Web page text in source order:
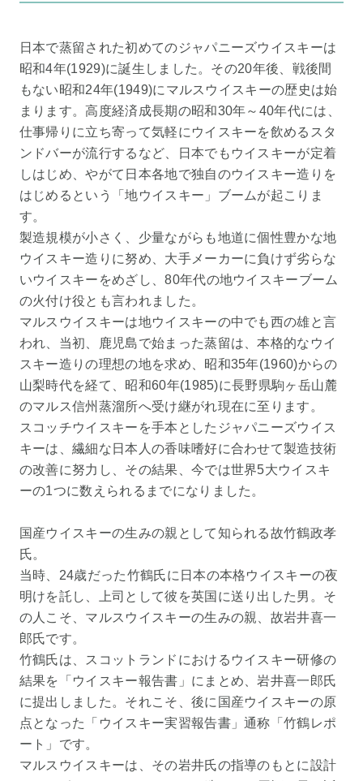
日本で蒸留された初めてのジャパニーズウイスキーは
昭和4年(1929)に誕生しました。その20年後、戦後間
もない昭和24年(1949)にマルスウイスキーの歴史は始
まります。高度経済成長期の昭和30年～40年代には、
仕事帰りに立ち寄って気軽にウイスキーを飲めるスタ
ンドバーが流行するなど、日本でもウイスキーが定着
しはじめ、やがて日本各地で独自のウイスキー造りを
はじめるという「地ウイスキー」ブームが起こりま
す。
製造規模が小さく、少量ながらも地道に個性豊かな地
ウイスキー造りに努め、大手メーカーに負けず劣らな
いウイスキーをめざし、80年代の地ウイスキーブーム
の火付け役とも言われました。
マルスウイスキーは地ウイスキーの中でも西の雄と言
われ、当初、鹿児島で始まった蒸留は、本格的なウイ
スキー造りの理想の地を求め、昭和35年(1960)からの
山梨時代を経て、昭和60年(1985)に長野県駒ヶ岳山麓
のマルス信州蒸溜所へ受け継がれ現在に至ります。
スコッチウイスキーを手本としたジャパニーズウイス
キーは、繊細な日本人の香味嗜好に合わせて製造技術
の改善に努力し、その結果、今では世界5大ウイスキ
ーの1つに数えられるまでになりました。
国産ウイスキーの生みの親として知られる故竹鶴政孝
氏。
当時、24歳だった竹鶴氏に日本の本格ウイスキーの夜
明けを託し、上司として彼を英国に送り出した男。そ
の人こそ、マルスウイスキーの生みの親、故岩井喜一
郎氏です。
竹鶴氏は、スコットランドにおけるウイスキー研修の
結果を「ウイスキー報告書」にまとめ、岩井喜一郎氏
に提出しました。それこそ、後に国産ウイスキーの原
点となった「ウイスキー実習報告書」通称「竹鶴レポ
ート」です。
マルスウイスキーは、その岩井氏の指導のもとに設計